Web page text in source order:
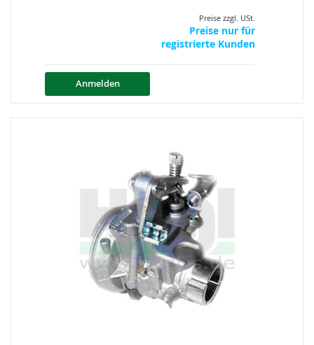
Preise zzgl. USt.
Preise nur für
registrierte Kunden
Anmelden